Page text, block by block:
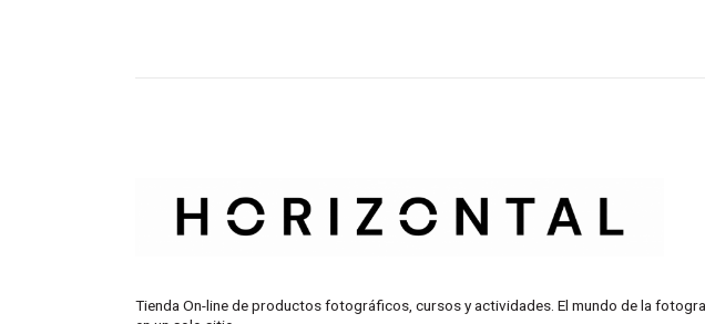
Tienda On-line de productos fotográficos, cursos y actividades. El mundo de la